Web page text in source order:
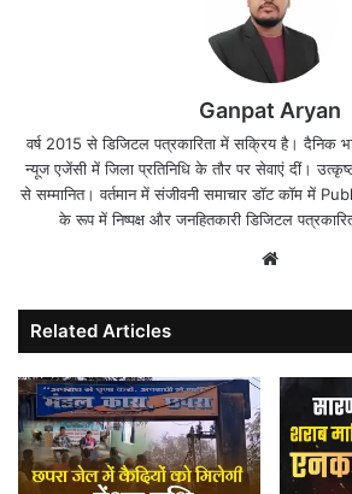
Ganpat Aryan
वर्ष 2015 से डिजिटल पत्रकारिता में सक्रिय है। दैनिक
न्यूज एजेंसी में जिला प्रतिनिधि के तौर पर सेवाएं दीं।
से सम्मानित। वर्तमान में संजीवनी समाचार डॉट कॉम में
के रूप में निष्पक्ष और जनहितकारी डिजिटल
Related Articles